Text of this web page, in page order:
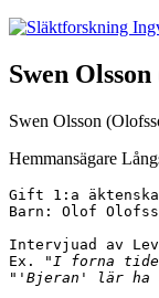
Swen
Swen Olsson
Hemmansägare
Gift 1:a
Barn: Olof
Intervjuad av
Ex. " I forna
" 'Bjeran' lär ha